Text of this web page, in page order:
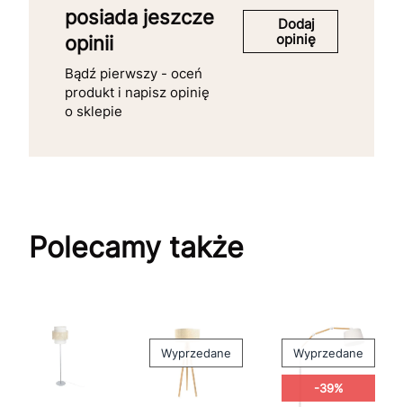
posiada jeszcze
opinii
Bądź pierwszy - oceń
produkt i napisz opinię
o sklepie
Dodaj
opinię
Polecamy także
Wyprzedane Wyprzedane
-39%